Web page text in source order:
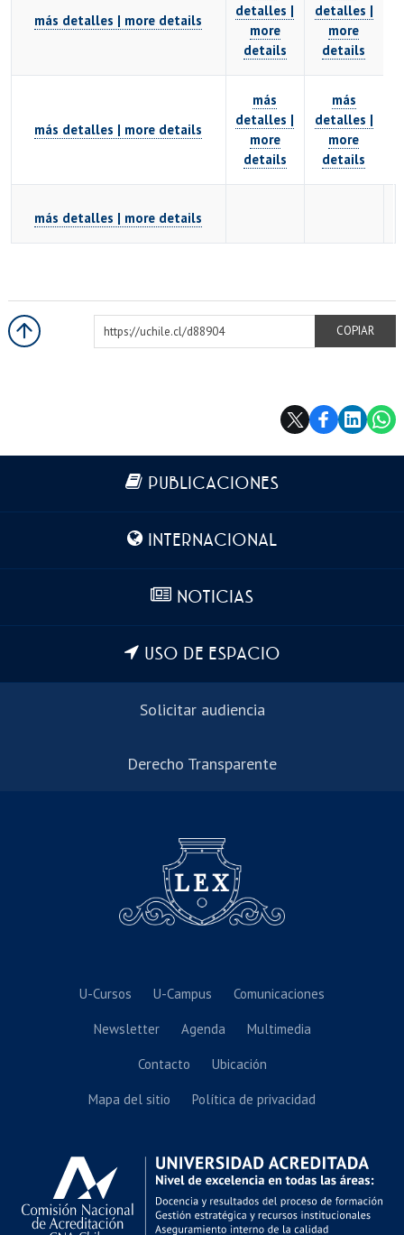
más detalles | more details
detalles |
more
details
detalles |
more
details
más detalles | more details
más
detalles |
more
details
más
detalles |
more
details
más detalles | more details
https://uchile.cl/d88904
COPIAR
Más información
PUBLICACIONES
INTERNACIONAL
NOTICIAS
USO DE ESPACIO
Solicitar audiencia
Derecho Transparente
U-Cursos U-Campus Comunicaciones
Newsletter Agenda Multimedia
Contacto Ubicación
Mapa del sitio Política de privacidad